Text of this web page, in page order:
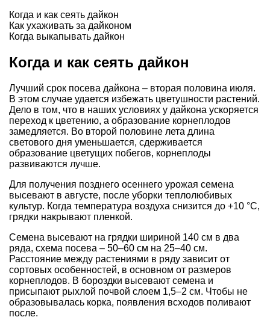
Когда и как сеять дайкон
Как ухаживать за дайконом
Когда выкапывать дайкон
Когда и как сеять дайкон
Лучший срок посева дайкона – вторая половина июля.
В этом случае удается избежать цветушности растений.
Дело в том, что в наших условиях у дайкона ускоряется
переход к цветению, а образование корнеплодов
замедляется. Во второй половине лета длина
светового дня уменьшается, сдерживается
образование цветущих побегов, корнеплоды
развиваются лучше.
Для получения позднего осеннего урожая семена
высевают в августе, после уборки теплолюбивых
культур. Когда температура воздуха снизится до +10 °С,
грядки накрывают пленкой.
Семена высевают на грядки шириной 140 см в два
ряда, схема посева – 50–60 см на 25–40 см.
Расстояние между растениями в ряду зависит от
сортовых особенностей, в основном от размеров
корнеплодов. В бороздки высевают семена и
присыпают рыхлой почвой слоем 1,5–2 см. Чтобы не
образовывалась корка, появления всходов поливают
после.